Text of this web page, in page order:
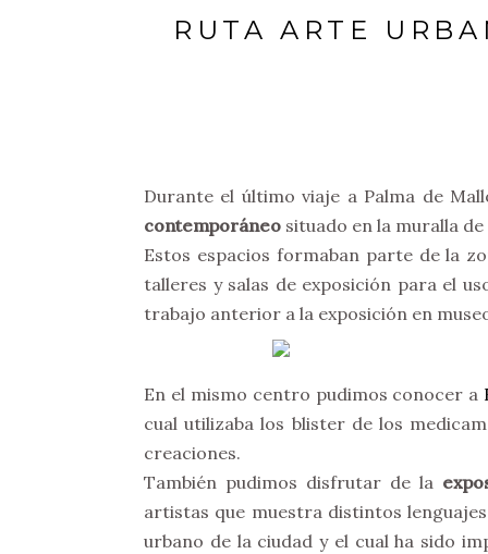
RUTA ARTE
Durante el último viaje a Palma de
contemporáneo situado en la muralla
Estos espacios formaban parte de la
talleres y salas de exposición para el
trabajo anterior a la exposición en
En el mismo centro pudimos conocer a
cual utilizaba los blister de los
creaciones.
También pudimos disfrutar de la
artistas que muestra distintos
urbano de la ciudad y el cual ha sido